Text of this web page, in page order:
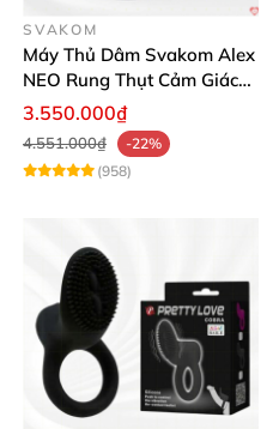
SVAKOM
Máy Thủ Dâm Svakom Alex
NEO Rung Thụt Cảm Giác
Thật, App Điều Khiển
3.550.000₫
4.551.000₫
-22%
(958)